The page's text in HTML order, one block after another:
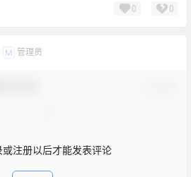
0 0
M 管理员
注册以后才能发表评论